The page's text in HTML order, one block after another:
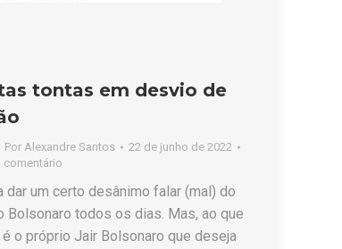
tontas em desvio de
Por Alexandre Santos
22 de junho de 2022
comentário
dar um certo desânimo falar (mal) do
Bolsonaro todos os dias. Mas, ao que
é o próprio Jair Bolsonaro que deseja